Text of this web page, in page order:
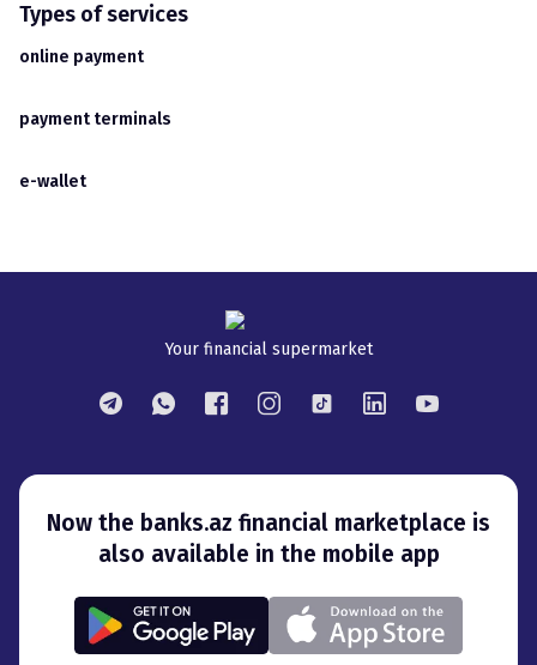
Types of services
online payment
payment terminals
e-wallet
Your financial supermarket
Now the banks.az financial marketplace is
also available in the mobile app